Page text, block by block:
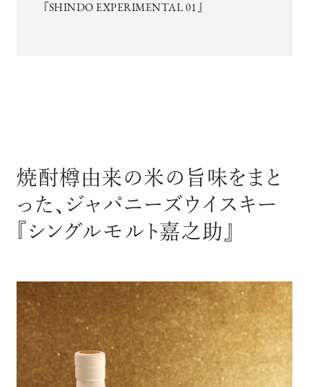
『SHINDO EXPERIMENTAL 01』
焼酎樽由来の米の旨味をまと
った、ジャパニーズウイスキー
『シングルモルト嘉之助』